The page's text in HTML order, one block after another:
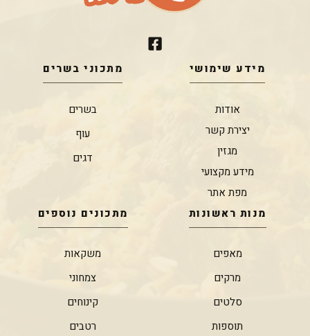
מידע שימושי
אודות
יצירת קשר
מגזין
מידע מקצועי
מפת אתר
מתכוני בשרים
בשרים
עוף
דגים
מנות ראשונות
מאפים
מרקים
סלטים
תוספות
מתכונים נוספים
משקאות
צמחוני
קינוחים
רטבים